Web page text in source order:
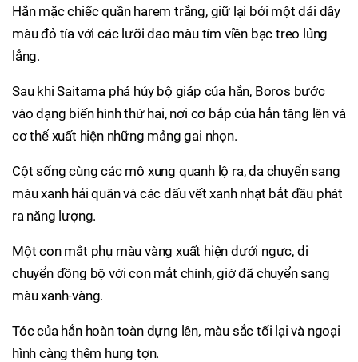
Hắn mặc chiếc quần harem trắng, giữ lại bởi một dải dây
màu đỏ tía với các lưỡi dao màu tím viền bạc treo lủng
lẳng.
Sau khi Saitama phá hủy bộ giáp của hắn, Boros bước
vào dạng biến hình thứ hai, nơi cơ bắp của hắn tăng lên và
cơ thể xuất hiện những mảng gai nhọn.
Cột sống cùng các mô xung quanh lộ ra, da chuyển sang
màu xanh hải quân và các dấu vết xanh nhạt bắt đầu phát
ra năng lượng.
Một con mắt phụ màu vàng xuất hiện dưới ngực, di
chuyển đồng bộ với con mắt chính, giờ đã chuyển sang
màu xanh-vàng.
Tóc của hắn hoàn toàn dựng lên, màu sắc tối lại và ngoại
hình càng thêm hung tợn.